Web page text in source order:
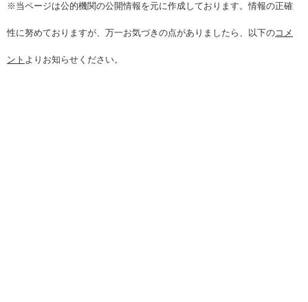
※当ページは公的機関の公開情報を元に作成しております。情報の正確
性に努めておりますが、万一お気づきの点がありましたら、以下のコメ
ント よりお知らせください。